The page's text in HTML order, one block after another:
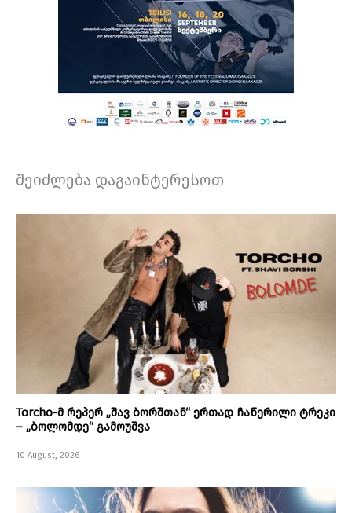
შეიძლება დაგაინტერესოთ
Torcho-მ რეპერ „შავ ბორშთან“ ერთად ჩაწერილი ტრეკი
– „ბოლომდე“ გამოუშვა
10 August, 2026